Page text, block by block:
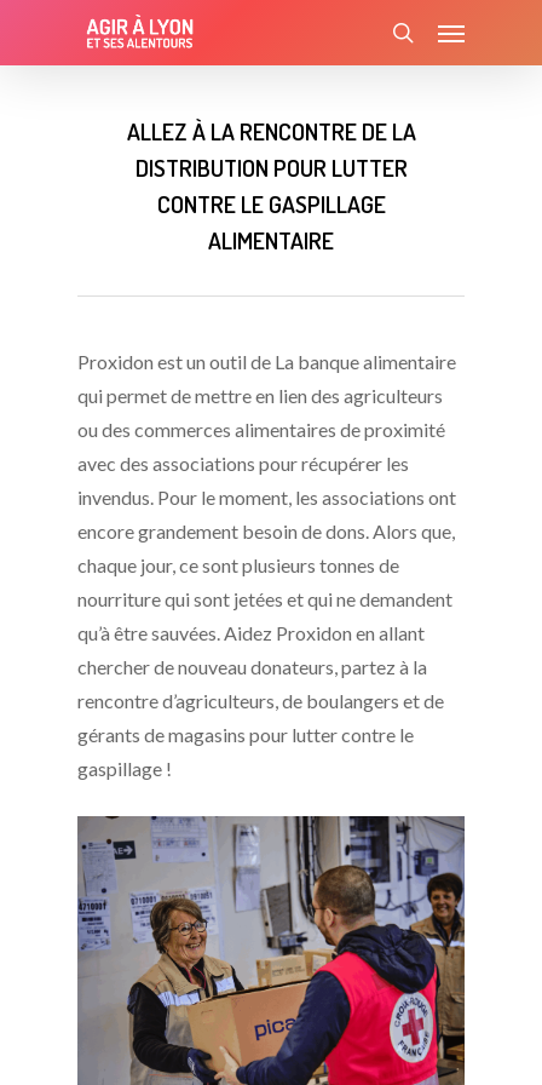
Menu
ALLEZ À LA RENCONTRE DE LA
DISTRIBUTION POUR LUTTER
CONTRE LE GASPILLAGE
ALIMENTAIRE
Proxidon est un outil de La banque alimentaire
qui permet de mettre en lien des agriculteurs
ou des commerces alimentaires de proximité
avec des associations pour récupérer les
invendus. Pour le moment, les associations ont
encore grandement besoin de dons. Alors que,
chaque jour, ce sont plusieurs tonnes de
nourriture qui sont jetées et qui ne demandent
qu’à être sauvées. Aidez Proxidon en allant
chercher de nouveau donateurs, partez à la
rencontre d’agriculteurs, de boulangers et de
gérants de magasins pour lutter contre le
gaspillage !